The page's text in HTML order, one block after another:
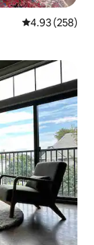
औसत रेटिंग 5 में से
4.93 (258)